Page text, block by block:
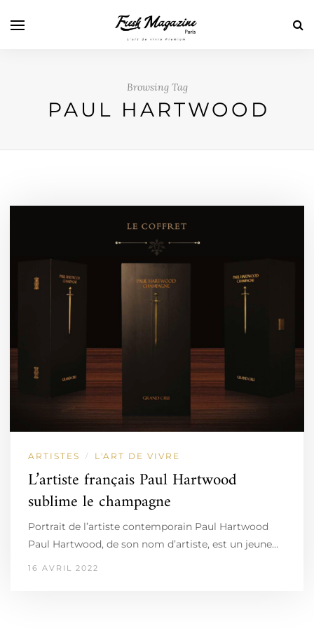
Browsing Tag
PAUL HARTWOOD
ARTISTES / L'ART DE VIVRE
L’artiste français Paul Hartwood
sublime le champagne
Portrait de l’artiste contemporain Paul Hartwood
Paul Hartwood, de son nom d’artiste, est un jeune…
16 AVRIL 2022